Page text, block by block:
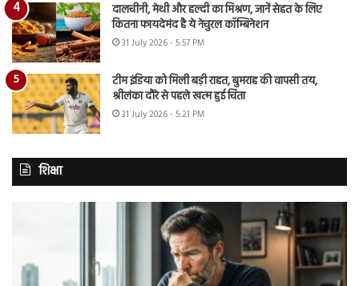
दालचीनी, मेथी और हल्दी का मिश्रण, जानें सेहत के लिए
कितना फायदेमंद है ये नेचुरल कॉम्बिनेशन
31 July 2026 - 5:57 PM
टीम इंडिया को मिली बड़ी राहत, बुमराह की वापसी तय,
श्रीलंका दौरे से पहले खत्म हुई चिंता
31 July 2026 - 5:21 PM
शिक्षा